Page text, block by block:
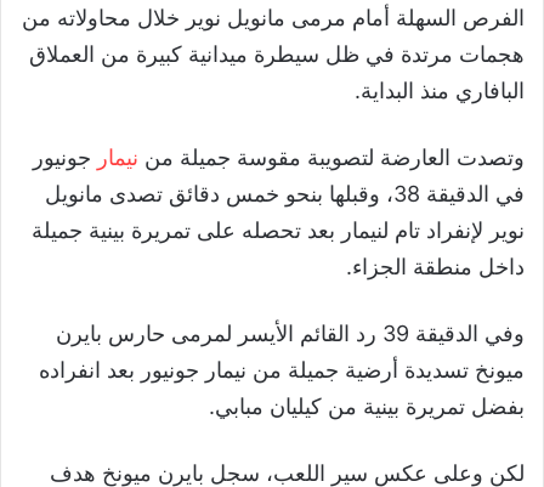
الفرص السهلة أمام مرمى مانويل نوير خلال محاولاته من
هجمات مرتدة في ظل سيطرة ميدانية كبيرة من العملاق
البافاري منذ البداية.
وتصدت العارضة لتصويبة مقوسة جميلة من نيمار جونيور
في الدقيقة 38، وقبلها بنحو خمس دقائق تصدى مانويل
نوير لإنفراد تام لنيمار بعد تحصله على تمريرة بينية جميلة
داخل منطقة الجزاء.
وفي الدقيقة 39 رد القائم الأيسر لمرمى حارس بايرن
ميونخ تسديدة أرضية جميلة من نيمار جونيور بعد انفراده
بفضل تمريرة بينية من كيليان مبابي.
لكن وعلى عكس سير اللعب، سجل بايرن ميونخ هدف